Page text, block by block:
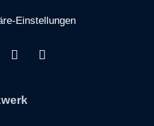
Einstellungen